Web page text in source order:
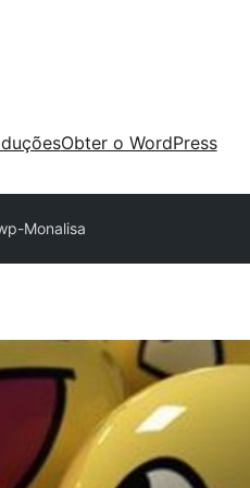
Obter o WordPress
Monalisa